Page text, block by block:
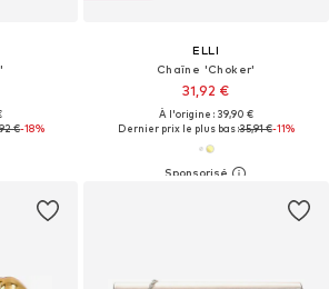
€-18%
ELLI
Chaîne 'Choker'
31,92 €
À l'origine : 39,90 €
Dernier prix le plus bas :35,91 €-11%